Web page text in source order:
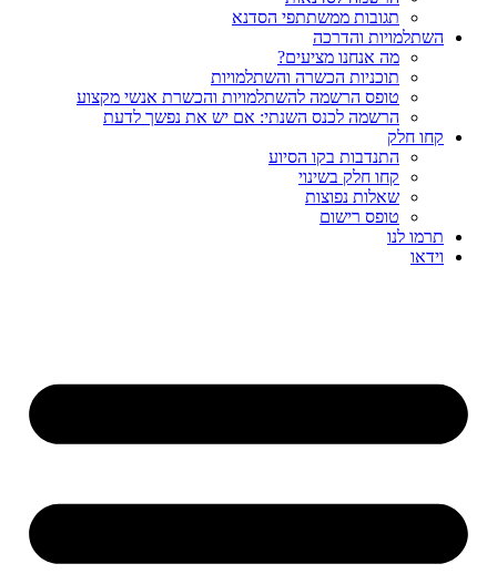
תגובות ממשתתפי הסדנא
השתלמויות והדרכה
מה אנחנו מציעים?
תוכניות הכשרה והשתלמויות
טופס הרשמה להשתלמויות והכשרת אנשי מקצוע
הרשמה לכנס השנתי: אם יש את נפשך לדעת
קחו חלק
התנדבות בקו הסיוע
קחו חלק בשינוי
שאלות נפוצות
טופס רישום
תרמו לנו
וידאו